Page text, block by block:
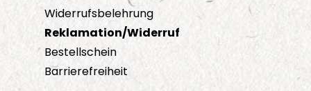
Widerrufsbelehrung
Reklamation/Widerruf
Bestellschein
Barrierefreiheit